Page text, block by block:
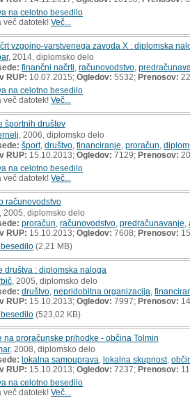
na celotno besedilo
več datotek! Več...
vzgojno-varstvenega zavoda X : diplomska
, 2014, diplomsko delo
finančni načrti računovodstvo
RUP: 10.07.2015; Ogledov: 5532; Prenosov:
na celotno besedilo
več datotek! Več...
športnih društev
, 2006, diplomsko delo
šport, društvo financiranje proračun
RUP: 15.10.2013; Ogledov: 7129; Prenosov:
na celotno besedilo
več datotek! Več...
računovodstvo
, 2005, diplomsko delo
proračun računovodstvo predračunavanje
RUP: 15.10.2013; Ogledov: 7608; Prenosov:
(2,21 MB)
društva : diplomska naloga
, 2005, diplomsko delo
društvo nepridobitna organizacija
RUP: 15.10.2013; Ogledov: 7997; Prenosov:
(523,02 KB)
na proračunske prihodke - občina Tolmin
, 2008, diplomsko delo
lokalna samouprava lokalna skupnost,
RUP: 15.10.2013; Ogledov: 7237; Prenosov:
na celotno besedilo
več datotek! Več...